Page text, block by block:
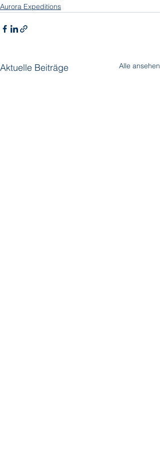
Aurora Expeditions
Aktuelle Beiträge Alle ansehen